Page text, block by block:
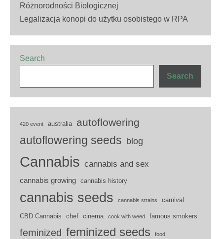
Różnorodności Biologicznej
Legalizacja konopi do użytku osobistego w RPA
Search
Search
420 event australia autoflowering
autoflowering seeds blog
Cannabis cannabis and sex
cannabis growing cannabis history
cannabis seeds cannabis strains carnival
CBD Cannabis chef cinema cook with weed famous smokers
feminized feminized seeds food